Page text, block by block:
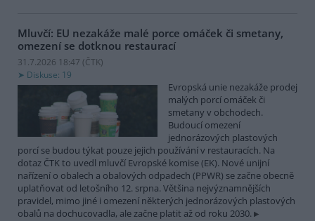
Mluvčí: EU nezakáže malé porce omáček či smetany,
omezení se dotknou restaurací
31.7.2026 18:47 (ČTK)
Diskuse: 19
Evropská unie nezakáže prodej
malých porcí omáček či
smetany v obchodech.
Budoucí omezení
jednorázových plastových
porcí se budou týkat pouze jejich používání v restauracích. Na
dotaz ČTK to uvedl mluvčí Evropské komise (EK). Nové unijní
nařízení o obalech a obalových odpadech (PPWR) se začne obecně
uplatňovat od letošního 12. srpna. Většina nejvýznamnějších
pravidel, mimo jiné i omezení některých jednorázových plastových
obalů na dochucovadla, ale začne platit až od roku 2030.